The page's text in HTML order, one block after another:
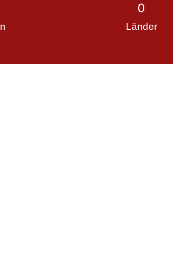
Länder
0